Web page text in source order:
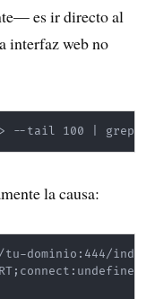
es ir directo al
interfaz web no
--tail 100 | grep -
la causa:
dominio:444/